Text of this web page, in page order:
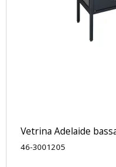
Vetrina Adelaide
46-3001205